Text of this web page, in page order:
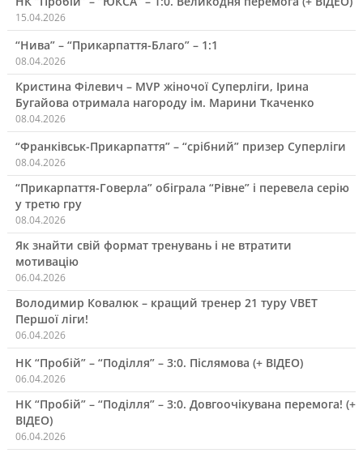
15.04.2026
“Нива” – “Прикарпаття-Благо” – 1:1
08.04.2026
Кристина Філевич – MVP жіночої Суперліги, Ірина
Бугайова отримала нагороду ім. Марини Ткаченко
08.04.2026
“Франківськ-Прикарпаття” – “срібний” призер Суперліги
08.04.2026
“Прикарпаття-Говерла” обіграла “Рівне” і перевела серію
у третю гру
08.04.2026
Як знайти свій формат тренувань і не втратити
мотивацію
06.04.2026
Володимир Ковалюк – кращий тренер 21 туру VBET
Першої ліги!
06.04.2026
НК “Пробій” – “Поділля” – 3:0. Післямова (+ ВІДЕО)
06.04.2026
НК “Пробій” – “Поділля” – 3:0. Довгоочікувана перемога! (+
ВІДЕО)
06.04.2026